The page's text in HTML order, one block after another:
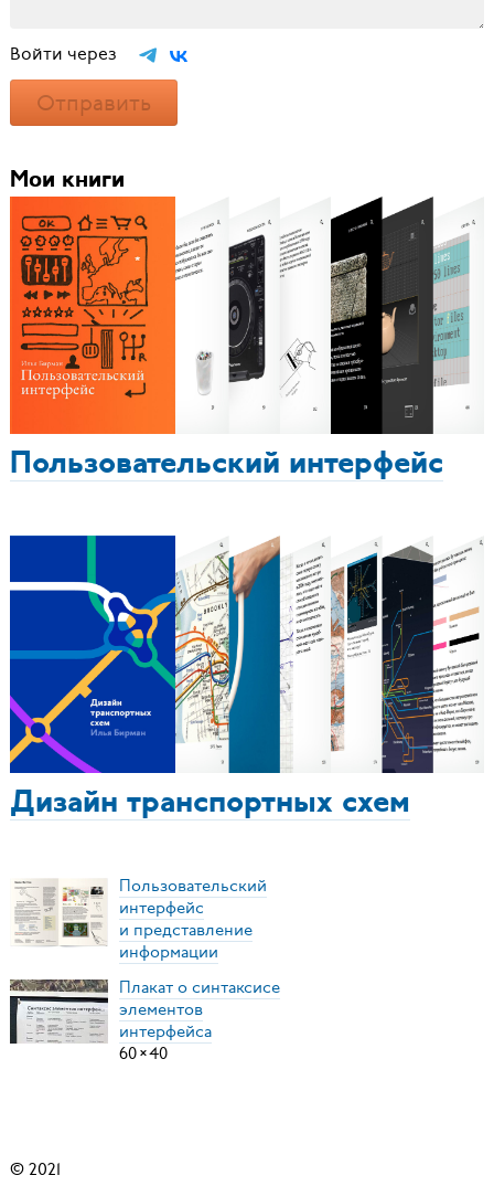
Войти через
Отправить
Мои книги
Пользовательский интерфейс
Дизайн транспортных схем
Пользовательский
интерфейс
и представление
информации
Плакат о синтаксисе
элементов
интерфейса
60×40
© 2021